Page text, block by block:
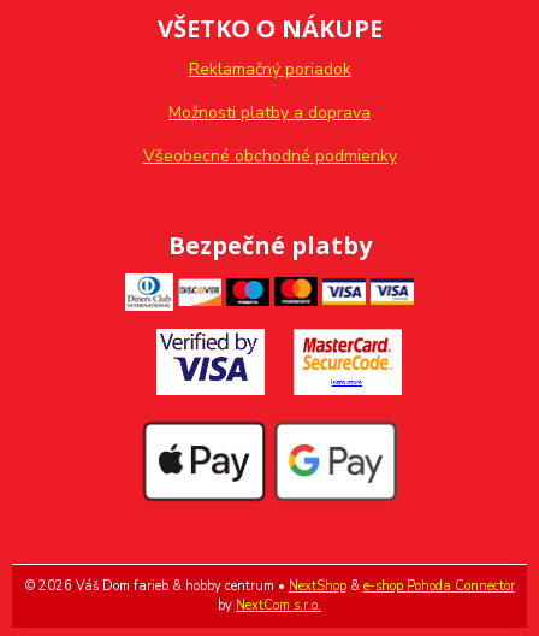
VŠETKO O NÁKUPE
Reklamačný poriadok
Možnosti platby a doprava
Všeobecné obchodné podmienky
Bezpečné platby
© 2026 Váš Dom farieb & hobby centrum • NextShop& e-shop Pohoda Connector
by NextCom s.r.o.